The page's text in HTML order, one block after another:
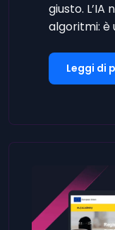
giusto. L’IA
algoritmi: è
Leggi di